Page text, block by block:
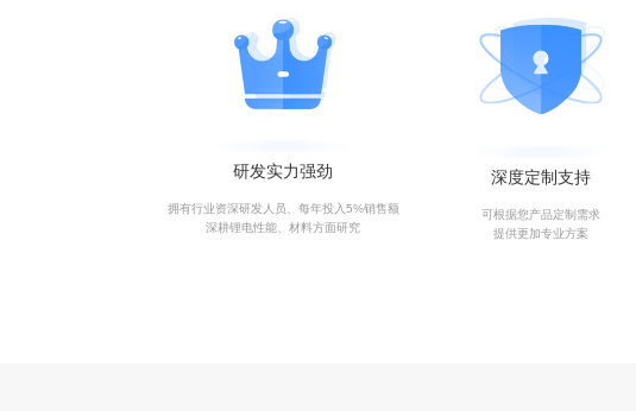
研发实力强劲
拥有行业资深研发人员、每年投入5%销售额
深耕锂电性能、材料方面研究
深度定制支持
可根据您产品定制需求
提供更加专业方案